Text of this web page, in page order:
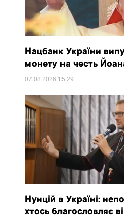
Нацбанк України
монету на честь
07.08.2026 15:29
Нунцій в Україні:
хтось благословляє